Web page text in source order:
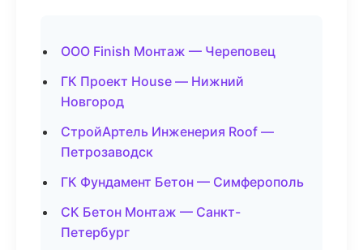
ООО Finish Монтаж — Череповец
ГК Проект House — Нижний
Новгород
СтройАртель Инженерия Roof —
Петрозаводск
ГК Фундамент Бетон — Симферополь
СК Бетон Монтаж — Санкт-
Петербург